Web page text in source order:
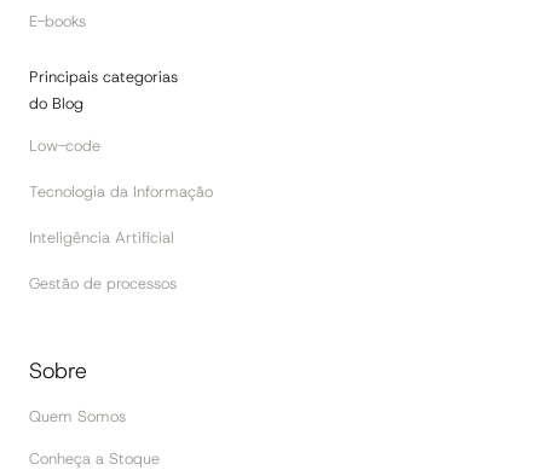
E-books
Principais categorias
do Blog
Low-code
Tecnologia da Informação
Inteligência Artificial
Gestão de processos
Sobre
Quem Somos
Conheça a Stoque